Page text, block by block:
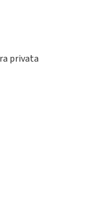
privata